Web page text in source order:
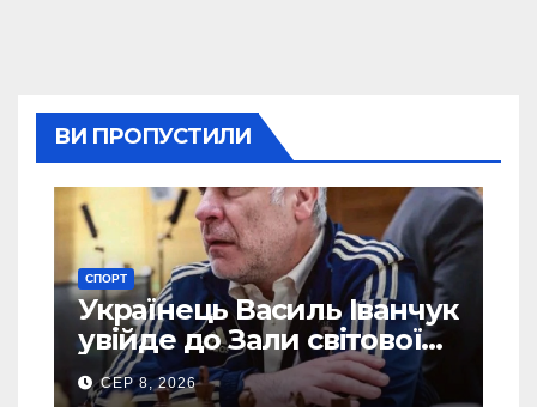
ВИ ПРОПУСТИЛИ
СПОРТ
Українець Василь Іванчук
увійде до Зали світової
шахової слави
СЕР 8, 2026